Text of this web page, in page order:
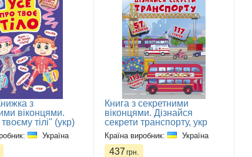
з
віконцями.
тілі" (укр)
Україна
Книга з секретними
віконцями. Дізнайся
секрети транспорту, укр
Країна виробник: Україна
437 грн.